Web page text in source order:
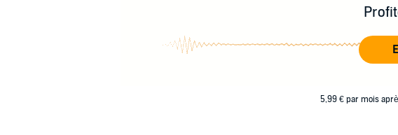
5,99 € par mois